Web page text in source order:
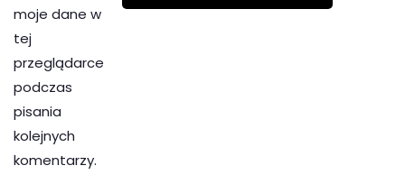
moje dane w
tej
przeglądarce
podczas
pisania
kolejnych
komentarzy.